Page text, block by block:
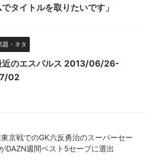
でタイトルを取りたいです」
題・ネタ
近のエスパルス 2013/06/26-
02
京戦でのGK六反勇治のスーパーセー
DAZN週間ベスト5セーブに選出